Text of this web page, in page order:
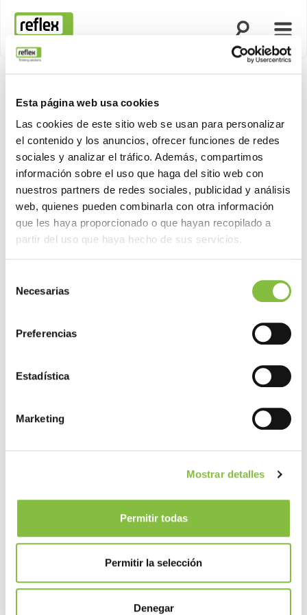
Esta página web usa cookies
Las cookies de este sitio web se usan para personalizar
el contenido y los anuncios, ofrecer funciones de redes
sociales y analizar el tráfico. Además, compartimos
información sobre el uso que haga del sitio web con
nuestros partners de redes sociales, publicidad y análisis
web, quienes pueden combinarla con otra información
que les haya proporcionado o que hayan recopilado a
partir del uso que haya hecho de sus servicios.
Necesarias
Preferencias
Estadística
Marketing
Mostrar detalles
Permitir todas
Permitir la selección
Denegar
Página de inicio
Abrir Abrir